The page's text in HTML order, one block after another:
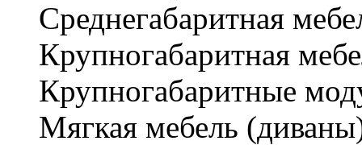
Cреднегабаритная
Крупногабаритная
Крупногабаритные
Мягкая мебель